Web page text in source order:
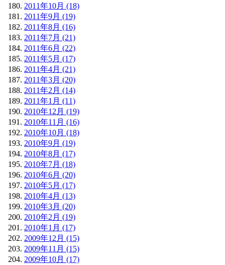
2011年10月 (18)
2011年9月 (19)
2011年8月 (16)
2011年7月 (21)
2011年6月 (22)
2011年5月 (17)
2011年4月 (21)
2011年3月 (20)
2011年2月 (14)
2011年1月 (11)
2010年12月 (19)
2010年11月 (16)
2010年10月 (18)
2010年9月 (19)
2010年8月 (17)
2010年7月 (18)
2010年6月 (20)
2010年5月 (17)
2010年4月 (13)
2010年3月 (20)
2010年2月 (19)
2010年1月 (17)
2009年12月 (15)
2009年11月 (15)
2009年10月 (17)